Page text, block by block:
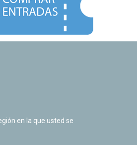
Política de cookies
acceso a información pública
en la que usted se